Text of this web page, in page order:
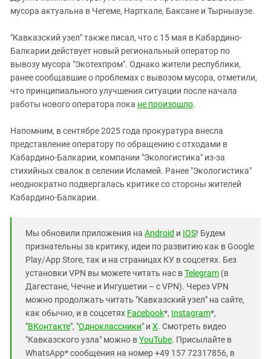
мусора актуальна в Чегеме, Нарткале, Баксане и Тырныаузе.
"Кавказский узел" также писал, что с 15 мая в Кабардино-
Балкарии действует новый региональный оператор по
вывозу мусора "Экотехпром". Однако жители республики,
ранее сообщавшие о проблемах с вывозом мусора, отметили,
что принципиального улучшения ситуации после начала
работы нового оператора пока не произошло.
Напомним, в сентябре 2025 года прокуратура внесла
представление оператору по обращению с отходами в
Кабардино-Балкарии, компании "Экологистика" из-за
стихийных свалок в селении Исламей. Ранее "Экологистика"
неоднократно подвергалась критике со стороны жителей
Кабардино-Балкарии.
Мы обновили приложения на Android и IOS! Будем
признательны за критику, идеи по развитию как в Google
Play/App Store, так и на страницах КУ в соцсетях. Без
установки VPN вы можете читать нас вTelegram (в
Дагестане, Чечне и Ингушетии – с VPN). Через VPN
можно продолжать читать "Кавказский узел" на сайте,
как обычно, и в соцсетях Facebook*, Instagram*,
"ВКонтакте", "Одноклассники" и X. Смотреть видео
"Кавказского узла" можно вYouTube. Присылайте в
WhatsApp* сообщения на номер +49 157 72317856, в